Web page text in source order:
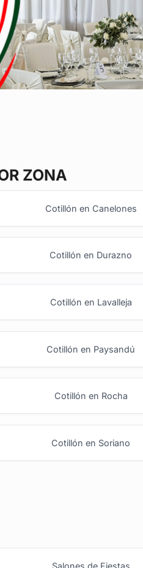
ZONA
Cotillón en Canelones
Cotillón en Durazno
Cotillón en Lavalleja
Cotillón en Paysandú
Cotillón en Rocha
Cotillón en Soriano
Salones de Fiestas